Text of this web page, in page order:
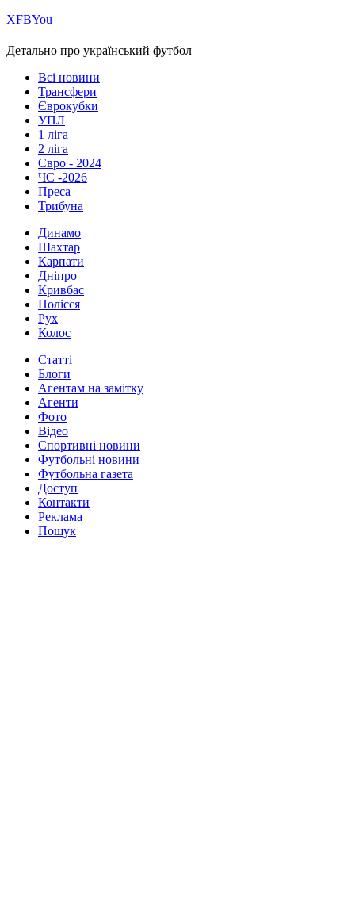
ХFBYou
Детально про український футбол
Всі новини
Трансфери
Єврокубки
УПЛ
1 ліга
2 ліга
Євро - 2024
ЧС -2026
Преса
Трибуна
Динамо
Шахтар
Карпати
Дніпро
Кривбас
Полісся
Рух
Колос
Статті
Блоги
Агентам на замітку
Агенти
Фото
Відео
Спортивні новини
Футбольні новини
Футбольна газета
Доступ
Контакти
Реклама
Пошук